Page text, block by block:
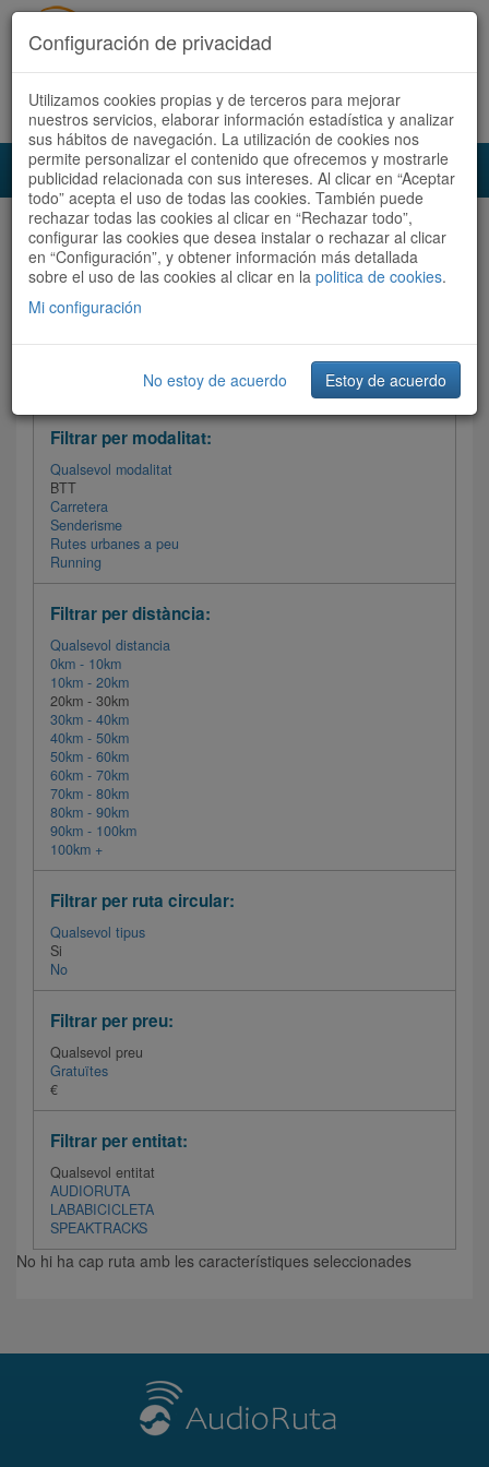
Accedeix Registra't ara Español Català
Audioruta Totes les rutes
Totes les rutes Ordenar per: Més recents / Dificultat
Filtrar les rutes
Filtrar per modalitat:
Qualsevol modalitat
BTT
Carretera
Senderisme
Rutes urbanes a peu
Running
Filtrar per distància:
Qualsevol distancia
0km - 10km
10km - 20km
20km - 30km
30km - 40km
40km - 50km
50km - 60km
60km - 70km
70km - 80km
80km - 90km
90km - 100km
100km +
Filtrar per ruta circular:
Qualsevol tipus
Si
No
Filtrar per preu:
Qualsevol preu
Gratuïtes
€
Filtrar per entitat:
Qualsevol entitat
AUDIORUTA
LABABICICLETA
SPEAKTRACKS
No hi ha cap ruta amb les característiques seleccionades
Configuración de privacidad
Utilizamos cookies propias y de terceros para mejorar
nuestros servicios, elaborar información estadística y analizar
sus hábitos de navegación. La utilización de cookies nos
permite personalizar el contenido que ofrecemos y mostrarle
publicidad relacionada con sus intereses. Al clicar en “Aceptar
todo” acepta el uso de todas las cookies. También puede
rechazar todas las cookies al clicar en “Rechazar todo”,
configurar las cookies que desea instalar o rechazar al clicar
en “Configuración”, y obtener información más detallada
sobre el uso de las cookies al clicar en la politica de cookies.
Mi configuración
No estoy de acuerdo Estoy de acuerdo